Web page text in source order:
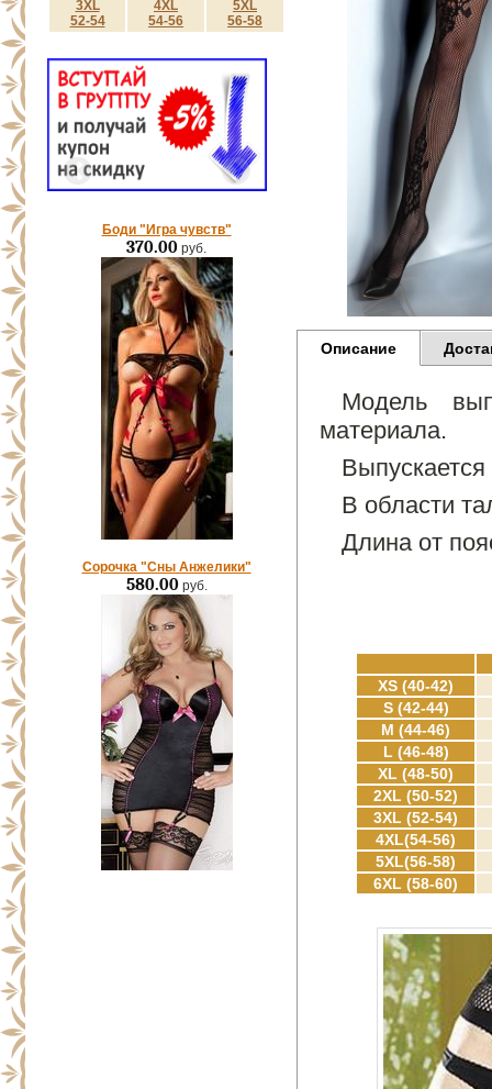
3XL
52-54
4XL
54-56
5XL
56-58
Боди "Игра чувств"
370.00 руб.
Сорочка "Сны Анжелики"
580.00руб.
Описание
Модель
материала.
В области
Длина от
XS (40-42)
S (42-44)
M (44-46)
L (46-48)
XL (48-50)
2XL (50-52)
3XL (52-54)
4XL(54-56)
5XL(56-58)
6XL (58-60)